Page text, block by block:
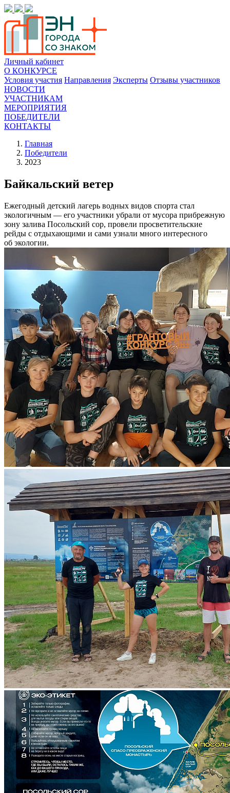
Личный кабинет
О КОНКУРСЕ
Условия участия Направления Эксперты Отзывы участников
НОВОСТИ
УЧАСТНИКАМ
МЕРОПРИЯТИЯ
ПОБЕДИТЕЛИ
КОНТАКТЫ
Главная
Победители
2023
Байкальский ветер
Ежегодный детский лагерь водных видов спорта стал
экологичным — его участники убрали от мусора прибрежную
зону залива Посольский сор, провели просветительские
рейды с отдыхающими и сами узнали много интересного
об экологии.